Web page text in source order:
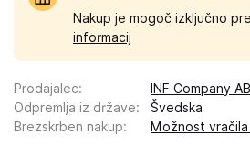
Nakup je mogoč izključno
informacij
Prodajalec:
INF Company AB
Odpremlja iz države:
Švedska
Brezskrben nakup: Možnost